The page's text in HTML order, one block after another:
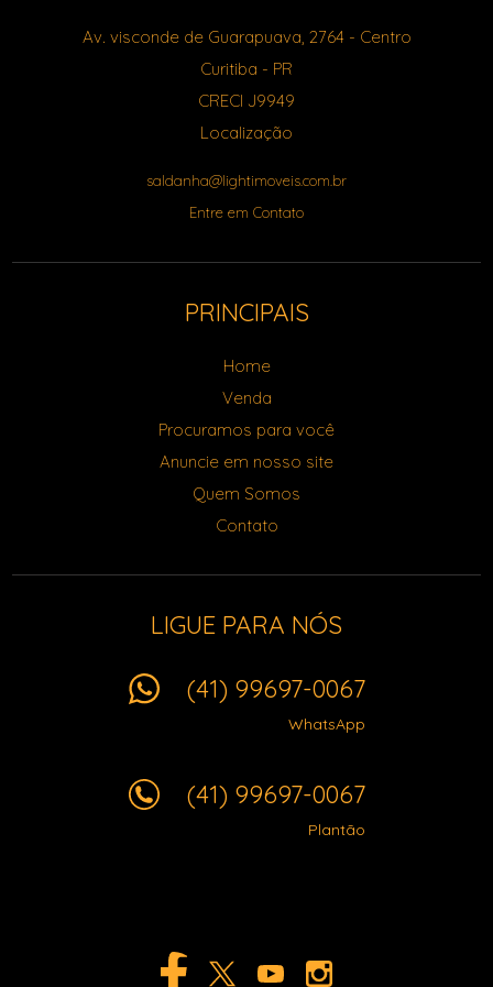
Av. visconde de Guarapuava, 2764- Centro
Curitiba - PR
CRECI J9949
Localização
saldanha@lightimoveis.com.br
Entre em Contato
PRINCIPAIS
Home
Venda
Procuramos para você
Anuncie em nosso site
Quem Somos
Contato
LIGUE PARA NÓS
(41) 99697-0067
WhatsApp
(41) 99697-0067
Plantão